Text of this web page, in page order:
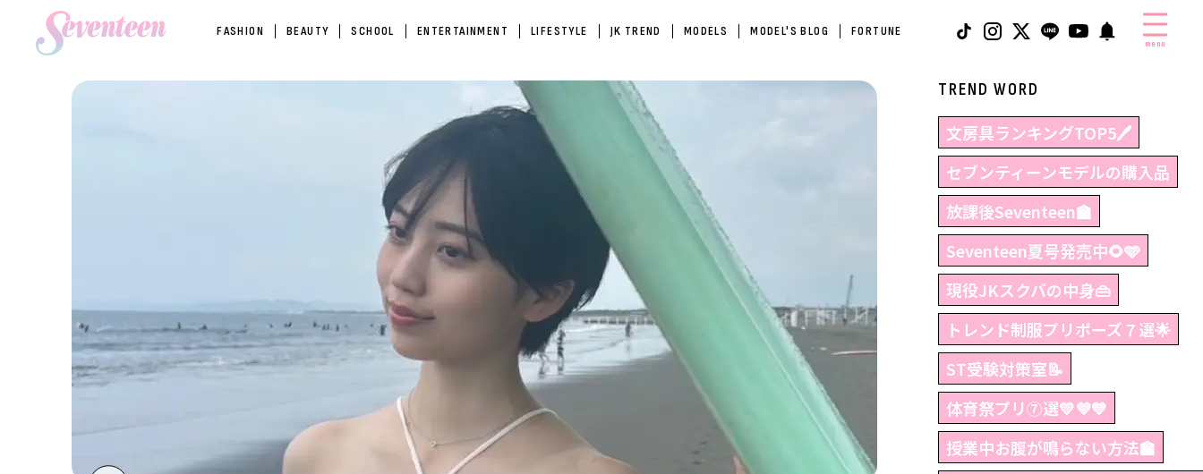
FASHION BEAUTY SCHOOL ENTERTAINMENT LIFESTYLE JK TREND MODELS MODEL'S BLOG FORTUNE
menu
TREND WORD
文房具ランキングTOP5🖊
セブンティーンモデルの購入品
放課後Seventeen🏫
Seventeen夏号発売中🌻🩵
現役JKスクバの中身👜
トレンド制服プリポーズ７選🌟
ST受験対策室📝
体育祭プリ⑦選💛💜💙
授業中お腹が鳴らない方法🏫